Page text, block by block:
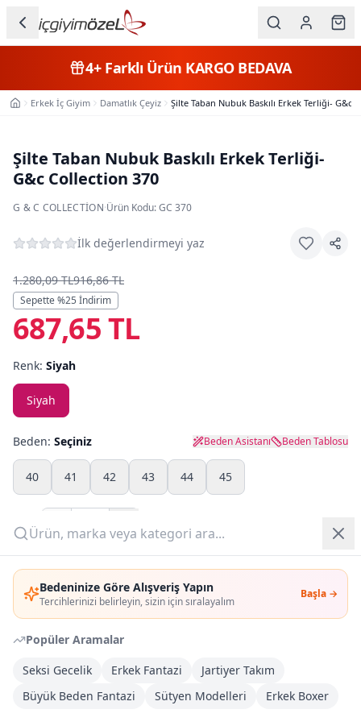
Bedeninize Göre Alışveriş Yapın
Tercihlerinizi belirleyin, sizin için sıralayalım
Başla →
Popüler Aramalar
Seksi Gecelik
Erkek Fantazi
Jartiyer Takım
Büyük Beden Fantazi
Sütyen Modelleri Erkek Boxer
Kategorileri
Erkek
Çocuk
Beden
Markalar
Plaj & Mayo
Yazlık Pijama
Yeni Gelenler
Giriş Yap
Üye Ol
4+Farklı Ürün KARGO BEDAVA
Ana SayfaErkek İç Giyim Damatlık Çeyiz Şilte Taban Nubuk Baskılı Erkek Terliği- G&c
Şilte Taban Nubuk Baskılı Erkek Terliği-
G&c Collection 370
G & C COLLECTION·Ürün Kodu:GC 370
İlk değerlendirmeyi yaz
1.280,09 TL916,86 TL
Sepette %25 İndirim
687,65 TL
Renk: Siyah
Siyah
Beden: Seçiniz Beden Asistanı Beden Tablosu
40 41 42 43 44 45
Adet:
Sepete Ekle
Şimdi Al
DHL Kargoya Teslim